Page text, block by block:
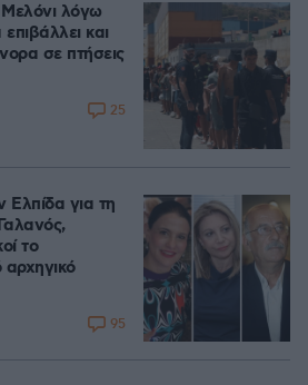
λόγω
και
σε πτήσεις
25
Ελπίδα για τη
το
95